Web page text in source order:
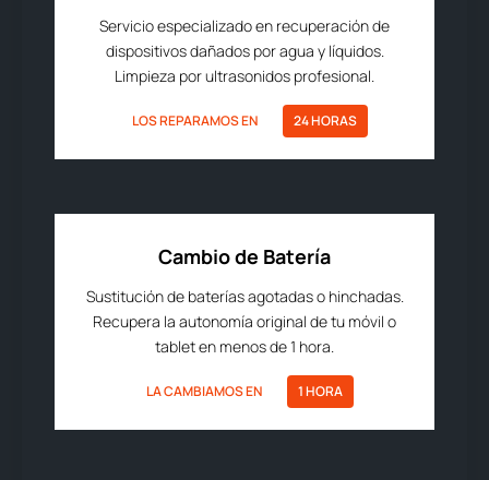
Servicio especializado en recuperación de
dispositivos dañados por agua y líquidos.
Limpieza por ultrasonidos profesional.
LOS REPARAMOS EN 24 HORAS
Cambio de Batería
Sustitución de baterías agotadas o hinchadas.
Recupera la autonomía original de tu móvil o
tablet en menos de 1 hora.
LA CAMBIAMOS EN 1 HORA